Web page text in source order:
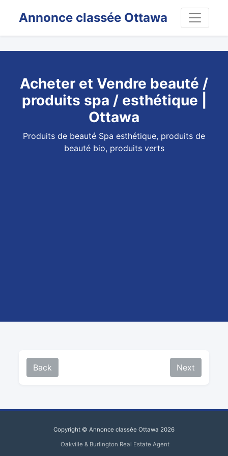
Annonce classée Ottawa
Acheter et Vendre beauté /
produits spa / esthétique |
Ottawa
Produits de beauté Spa esthétique, produits de
beauté bio, produits verts
Back Next
Copyright © Annonce classée Ottawa 2026
Oakville & Burlington Real Estate Agent